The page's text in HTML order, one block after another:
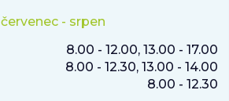
červenec - srpen
8.00 - 12.00, 13.00 - 17.00
8.00 - 12.30, 13.00 - 14.00
8.00 - 12.30